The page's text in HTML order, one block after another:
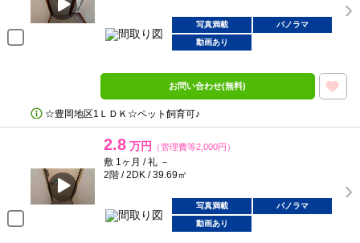
写真満載
パノラマ
動画あり
お問い合わせ(無料)
☆豊岡地区1ＬＤＫ☆ペット飼育可♪
2.8 万円 （管理費等2,000円）
敷 1ヶ月 / 礼 －
2階 / 2DK / 39.69㎡
写真満載
パノラマ
動画あり